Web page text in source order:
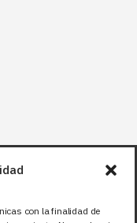
con la finalidad de